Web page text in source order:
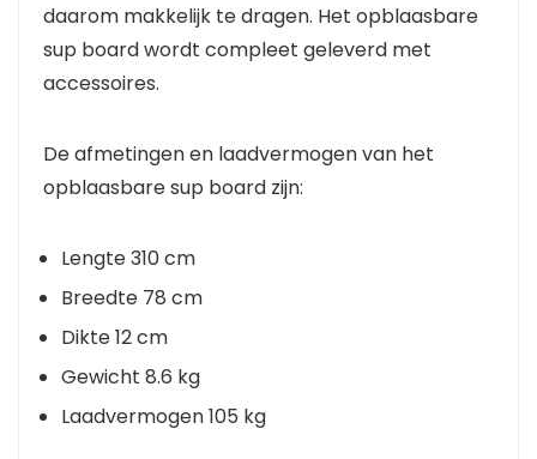
daarom makkelijk te dragen. Het opblaasbare
sup board wordt compleet geleverd met
accessoires.
De afmetingen en laadvermogen van het
opblaasbare sup board zijn:
Lengte 310 cm
Breedte 78 cm
Dikte 12 cm
Gewicht 8.6 kg
Laadvermogen 105 kg